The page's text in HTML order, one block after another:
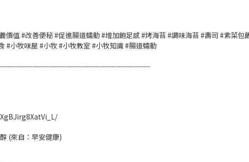
價值 #改善便秘 #促進腸道蠕動 #增加飽足感 #烤海苔 #調味海苔 #壽司 #紫菜
牧味屋 #小牧 #小牧教室 #小牧知識 #腸道蠕動
(來自：早安健康)